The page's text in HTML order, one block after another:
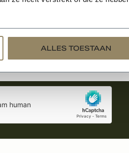
ALLES TOESTAAN
voor de nieuwsbrief